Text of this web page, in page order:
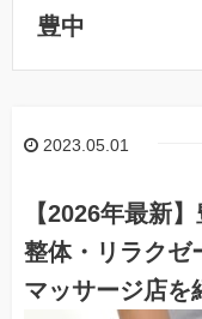
豊中
2023.05.01
【2026年最新
整体・リラクゼ
マッサージ店を